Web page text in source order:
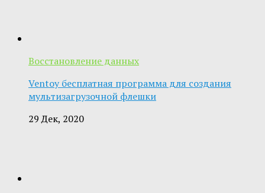
Восстановление данных
Ventoy бесплатная программа для создания
мультизагрузочной флешки
29 Дек, 2020